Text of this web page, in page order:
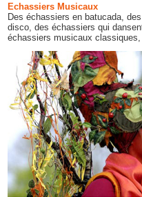
Echassiers Musicaux
Des échassiers en batucada,
disco, des échassiers qui
échassiers musicaux classiques,